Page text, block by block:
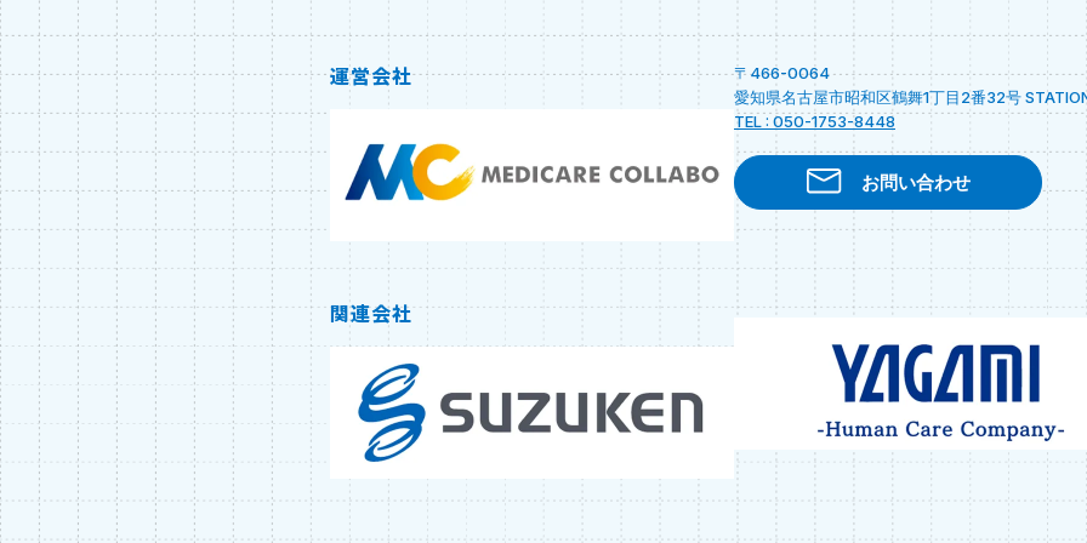
運営会社
〒466-0064
愛知県名古屋市昭和区鶴舞1丁目2番32号
TEL : 050-1753-8448
お問い合わせ
関連会社